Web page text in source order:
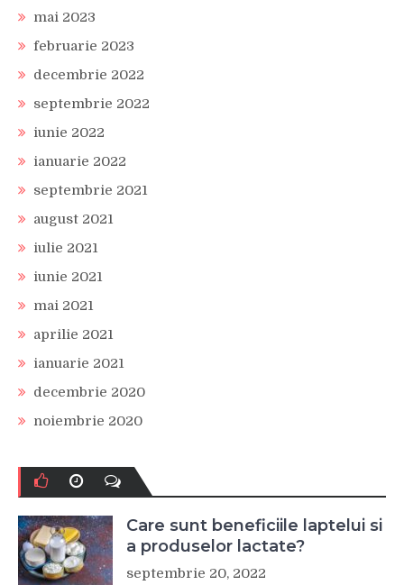
mai 2023
februarie 2023
decembrie 2022
septembrie 2022
iunie 2022
ianuarie 2022
septembrie 2021
august 2021
iulie 2021
iunie 2021
mai 2021
aprilie 2021
ianuarie 2021
decembrie 2020
noiembrie 2020
Care sunt beneficiile laptelui si
a produselor lactate?
septembrie 20, 2022